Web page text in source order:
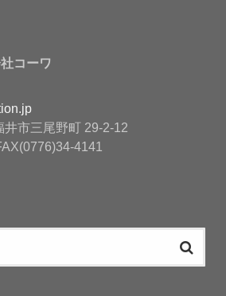
コーワ
市三尾野町 29-2-12
4141